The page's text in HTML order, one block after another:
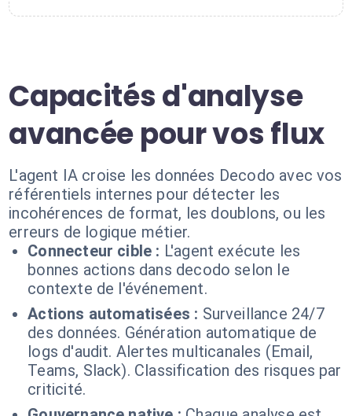
Capacités d'analyse
avancée pour vos flux
L'agent IA croise les données Decodo avec vos
référentiels internes pour détecter les
incohérences de format, les doublons, ou les
erreurs de logique métier.
Connecteur cible : L'agent exécute les
bonnes actions dans decodo selon le
contexte de l'événement.
Actions automatisées : Surveillance 24/7
des données. Génération automatique de
logs d'audit. Alertes multicanales (Email,
Teams, Slack). Classification des risques par
criticité.